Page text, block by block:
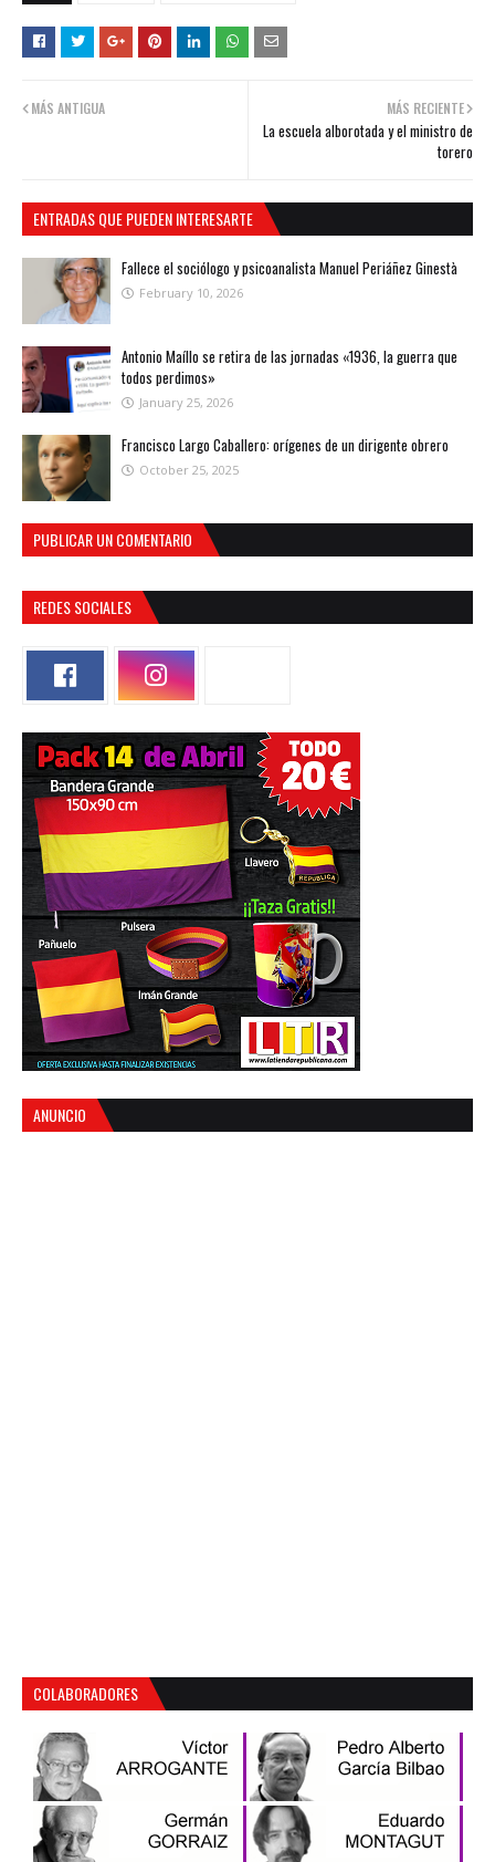
MÁS RECIENTE
La escuela alborotada y el ministro de
torero
MÁS ANTIGUA
ENTRADAS QUE PUEDEN INTERESARTE
Fallece el sociólogo y psicoanalista Manuel Periáñez Ginestà
February 10, 2026
Antonio Maíllo se retira de las jornadas «1936, la guerra que
todos perdimos»
January 25, 2026
Francisco Largo Caballero: orígenes de un dirigente obrero
October 25, 2025
PUBLICAR UN COMENTARIO
REDES SOCIALES
ANUNCIO
COLABORADORES